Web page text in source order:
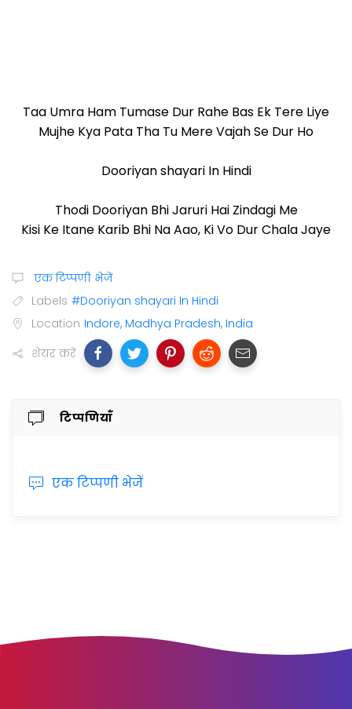
Taa Umra Ham Tumase Dur Rahe Bas Ek Tere Liye
Mujhe Kya Pata Tha Tu Mere Vajah Se Dur Ho
Dooriyan shayari In Hindi
Thodi Dooriyan Bhi Jaruri Hai Zindagi Me
Kisi Ke Itane Karib Bhi Na Aao, Ki Vo Dur Chala Jaye
एक टिप्पणी भेजें
Labels #Dooriyan shayari In Hindi
Location Indore, Madhya Pradesh, India
शेयर करें
टिप्पणियाँ
एक टिप्पणी भेजें